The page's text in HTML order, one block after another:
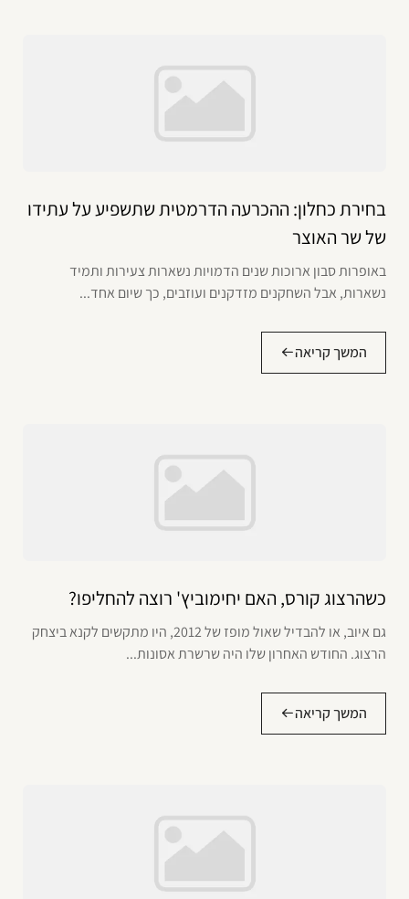
בחירת כחלון: ההכרעה הדרמטית שתשפיע על עתידו
של שר האוצר
באופרות סבון ארוכות שנים הדמויות נשארות צעירות ותמיד
נשארות, אבל השחקנים מזדקנים ועוזבים, כך שיום אחד...
המשך קריאה
כשהרצוג קורס, האם יחימוביץ' רוצה להחליפו?
גם איוב, או להבדיל שאול מופז של 2012, היו מתקשים לקנא ביצחק
הרצוג. החודש האחרון שלו היה שרשרת אסונות...
המשך קריאה